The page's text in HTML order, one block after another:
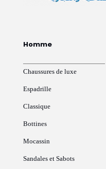
Homme
Chaussures de luxe
Espadrille
Classique
Bottines
Mocassin
Sandales et Sabots